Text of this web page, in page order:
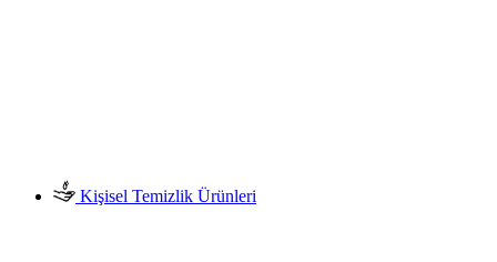
Kişisel Temizlik Ürünleri